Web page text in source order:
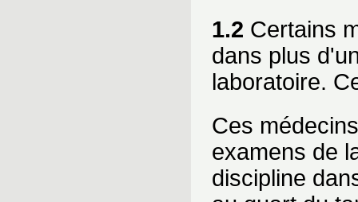
1.2 Certains
dans plus
laboratoire.
Ces
examens de
discipline